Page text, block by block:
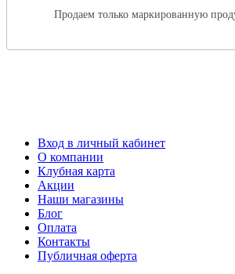
Продаем только маркированную
Вход в личный кабинет
О компании
Клубная карта
Акции
Наши магазины
Блог
Оплата
Контакты
Публичная оферта